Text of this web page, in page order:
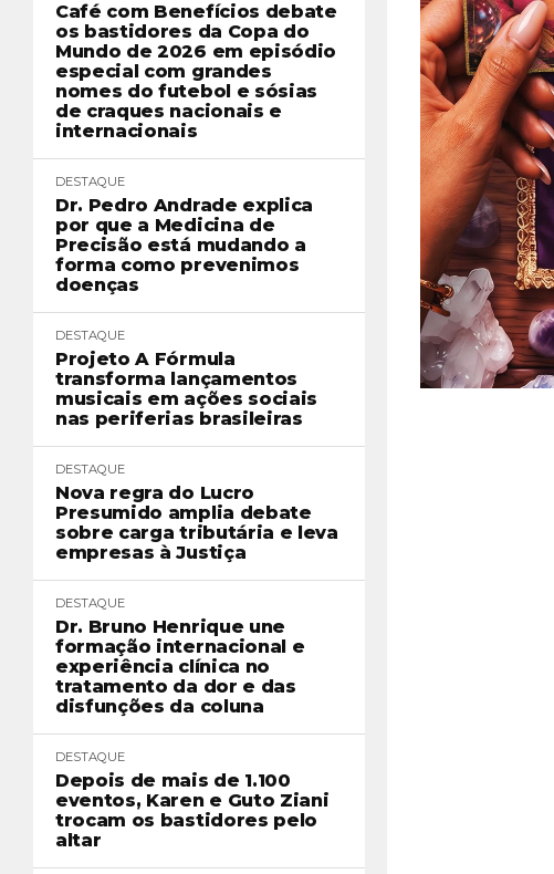
Café com Benefícios debate
os bastidores da Copa do
Mundo de 2026 em episódio
especial com grandes
nomes do futebol e sósias
de craques nacionais e
internacionais
DESTAQUE
Dr. Pedro Andrade explica
por que a Medicina de
Precisão está mudando a
forma como prevenimos
doenças
DESTAQUE
Projeto A Fórmula
transforma lançamentos
musicais em ações sociais
nas periferias brasileiras
DESTAQUE
Nova regra do Lucro
Presumido amplia debate
sobre carga tributária e leva
empresas à Justiça
DESTAQUE
Dr. Bruno Henrique une
formação internacional e
experiência clínica no
tratamento da dor e das
disfunções da coluna
DESTAQUE
Depois de mais de 1.100
eventos, Karen e Guto Ziani
trocam os bastidores pelo
altar